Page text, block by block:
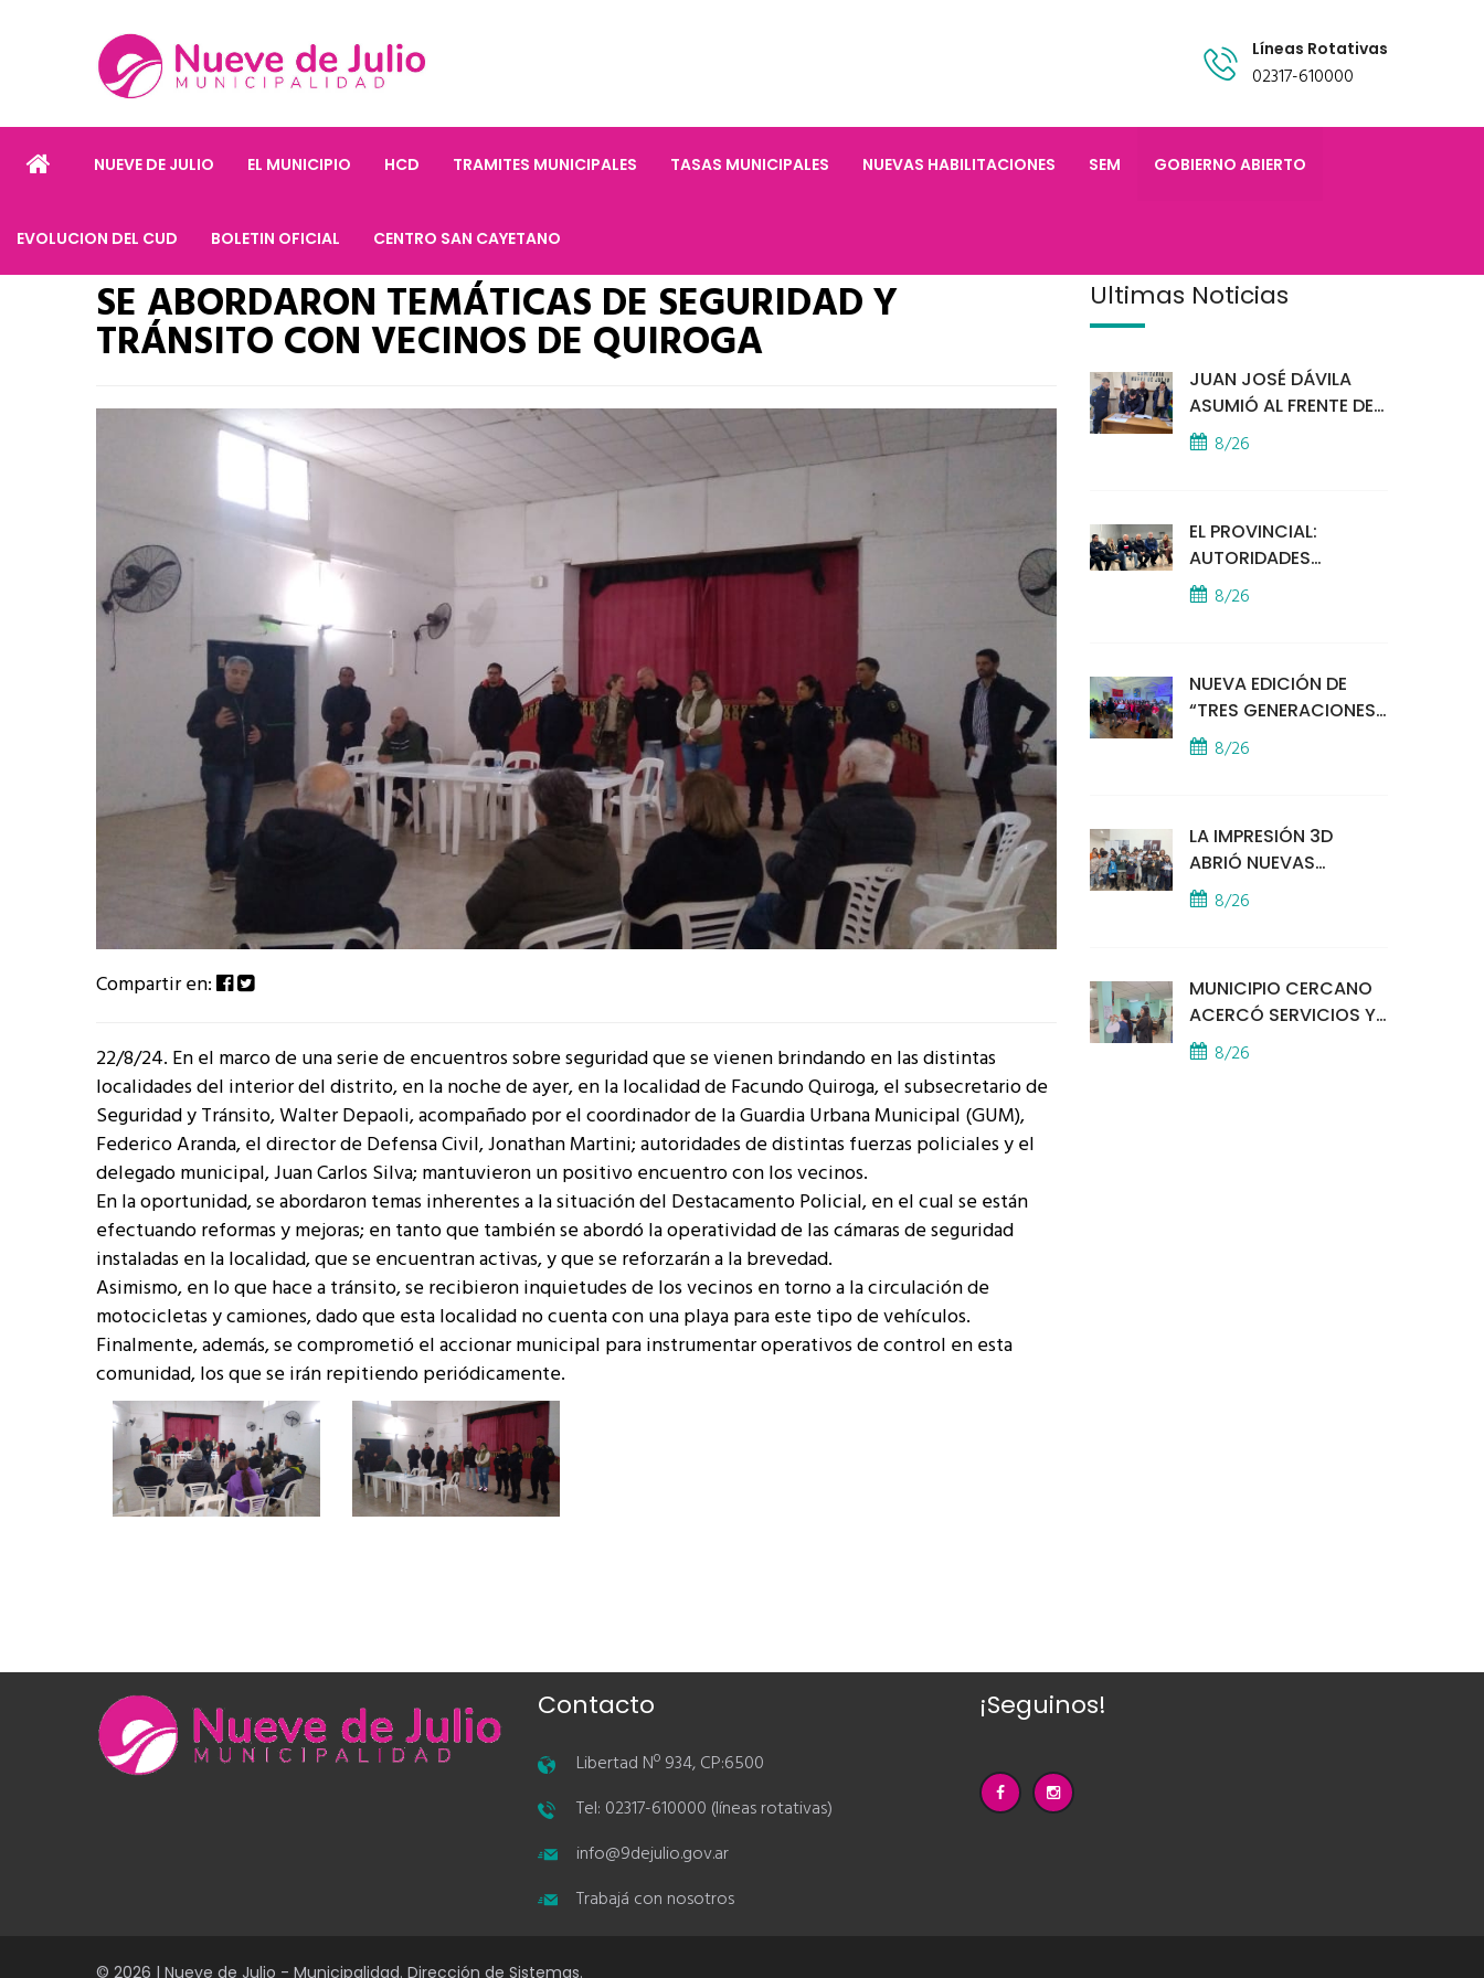
Líneas Rotativas
02317-610000
NUEVE DE JULIO EL MUNICIPIO HCD TRAMITES MUNICIPALES TASAS MUNICIPALES NUEVAS HABILITACIONES SEM GOBIERNO ABIERTO
EVOLUCION DEL CUD BOLETIN OFICIAL CENTRO SAN CAYETANO
SE ABORDARON TEMÁTICAS DE SEGURIDAD Y
TRÁNSITO CON VECINOS DE QUIROGA
Compartir en:
22/8/24. En el marco de una serie de encuentros sobre seguridad que se vienen brindando en las distintas
localidades del interior del distrito, en la noche de ayer, en la localidad de Facundo Quiroga, el subsecretario de
Seguridad y Tránsito, Walter Depaoli, acompañado por el coordinador de la Guardia Urbana Municipal (GUM),
Federico Aranda, el director de Defensa Civil, Jonathan Martini; autoridades de distintas fuerzas policiales y el
delegado municipal, Juan Carlos Silva; mantuvieron un positivo encuentro con los vecinos.
En la oportunidad, se abordaron temas inherentes a la situación del Destacamento Policial, en el cual se están
efectuando reformas y mejoras; en tanto que también se abordó la operatividad de las cámaras de seguridad
instaladas en la localidad, que se encuentran activas, y que se reforzarán a la brevedad.
Asimismo, en lo que hace a tránsito, se recibieron inquietudes de los vecinos en torno a la circulación de
motocicletas y camiones, dado que esta localidad no cuenta con una playa para este tipo de vehículos.
Finalmente, además, se comprometió el accionar municipal para instrumentar operativos de control en esta
comunidad, los que se irán repitiendo periódicamente.
Últimas Noticias
JUAN JOSÉ DÁVILA
ASUMIÓ AL FRENTE DE
LA POLICÍA COMUNAL
8/26
EL PROVINCIAL:
AUTORIDADES
MUNICIPALES
MANTUVIERON UN
SEGURIDAD
8/26
NUEVA EDICIÓN DE
“TRES GENERACIONES
CANTAN”
8/26
LA IMPRESIÓN 3D
ABRIÓ NUEVAS
PUERTAS AL
APRENDIZAJE Y LA
8/26
MUNICIPIO CERCANO
ACERCÓ SERVICIOS Y
ATENCIÓN A LOS
VECINOS EL
8/26
Contacto
Libertad Nº 934, CP:6500
Tel: 02317-610000 (líneas rotativas)
info@9dejulio.gov.ar
Trabajá con nosotros
¡Seguinos!
© 2026 | Nueve de Julio - Municipalidad. Dirección de Sistemas.